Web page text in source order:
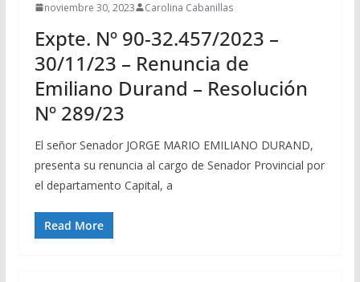
noviembre 30, 2023 Carolina Cabanillas
Expte. Nº 90-32.457/2023 –
30/11/23 – Renuncia de
Emiliano Durand – Resolución
Nº 289/23
El señor Senador JORGE MARIO EMILIANO DURAND,
presenta su renuncia al cargo de Senador Provincial por
el departamento Capital, a
Read More